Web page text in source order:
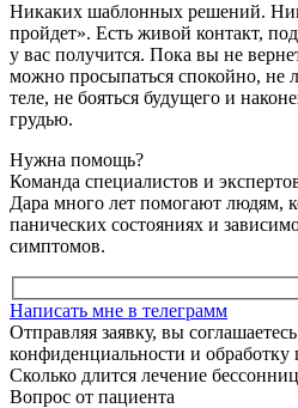
Никаких шаблонных решений.
пройдет». Есть живой контакт,
у вас получится. Пока вы не
можно просыпаться спокойно, не
теле, не бояться будущего и
грудью.
Нужна помощь?
Команда специалистов и
Дара много лет помогают людям,
панических состояниях и
симптомов.
Написать мне в телеграмм
Отправляя заявку, вы
конфиденциальности и
Сколько длится лечение
Вопрос от пациента